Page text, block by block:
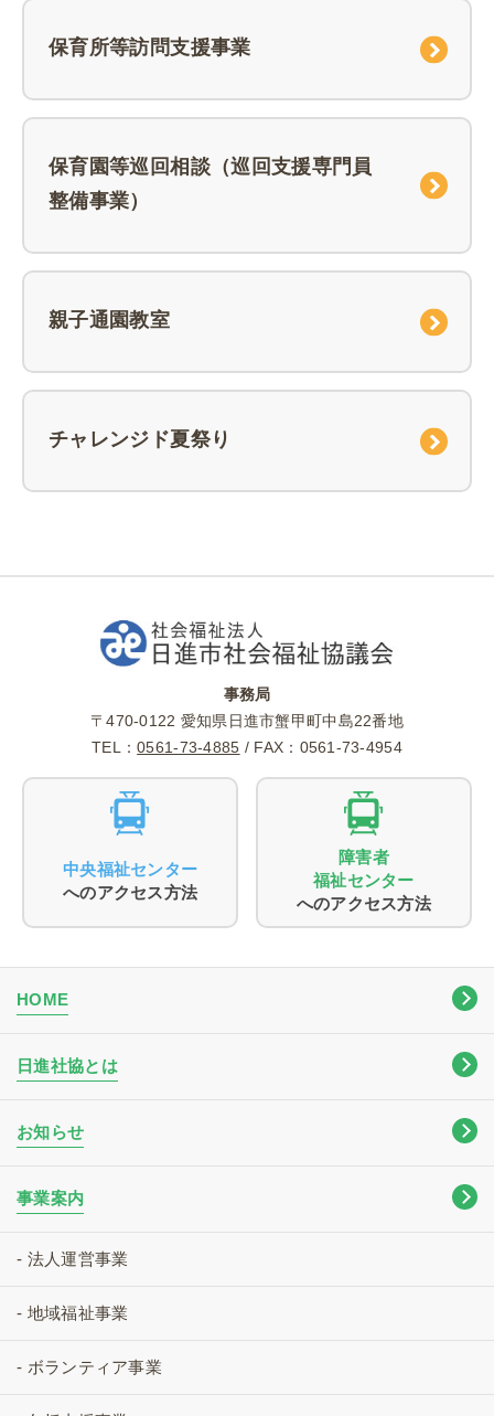
保育所等訪問支援事業
保育園等巡回相談（巡回支援専門員
整備事業）
親子通園教室
チャレンジド夏祭り
事務局
〒470-0122 愛知県日進市蟹甲町中島22番地
TEL：0561-73-4885 / FAX：0561-73-4954
中央福祉センター
へのアクセス方法
障害者
福祉センター
へのアクセス方法
HOME
日進社協とは
お知らせ
事業案内
- 法人運営事業
- 地域福祉事業
- ボランティア事業